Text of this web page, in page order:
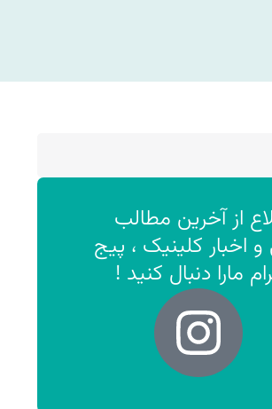
از آخرین مطالب
اخبار کلینیک ، پیج
مارا دنبال کنید !